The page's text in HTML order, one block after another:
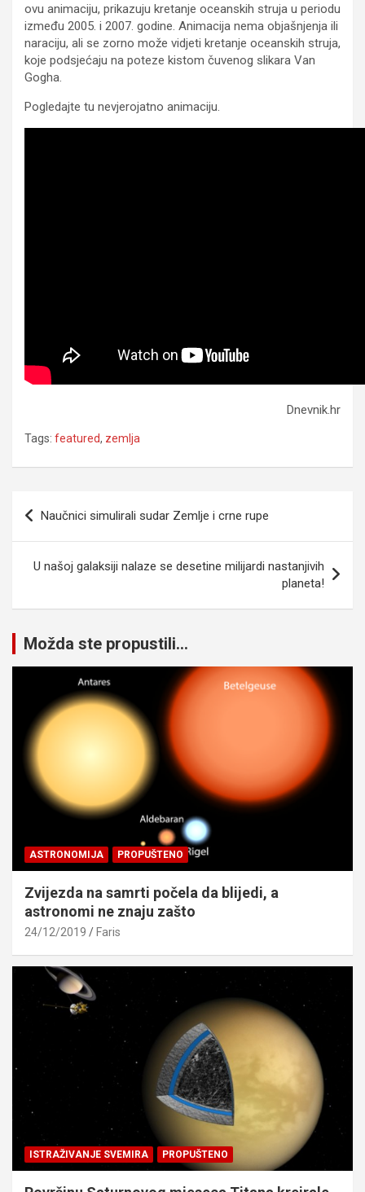
ovu animaciju, prikazuju kretanje oceanskih struja u periodu
između 2005. i 2007. godine. Animacija nema objašnjenja ili
naraciju, ali se zorno može vidjeti kretanje oceanskih struja,
koje podsjećaju na poteze kistom čuvenog slikara Van
Gogha.
Pogledajte tu nevjerojatno animaciju.
Dnevnik.hr
Tags: featured, zemlja
Navigacija
članaka
Naučnici simulirali sudar Zemlje i crne rupe
U našoj galaksiji nalaze se desetine milijardi nastanjivih
planeta!
Možda ste propustili...
ASTRONOMIJA PROPUŠTENO
Zvijezda na samrti počela da blijedi, a
astronomi ne znaju zašto
24/12/2019 Faris
ISTRAŽIVANJE SVEMIRA PROPUŠTENO